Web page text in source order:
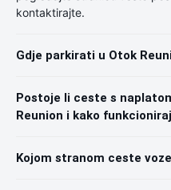
kontaktirajte.
Gdje parkirati u Otok
Postoje li ceste s
Reunion i kako
Kojom stranom ceste